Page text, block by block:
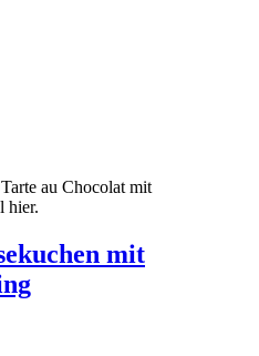
au Chocolat mit
hier.
mit